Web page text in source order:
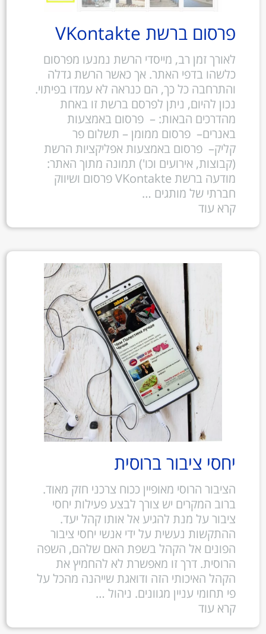
פרסום ברשת VKontakte
לאורך זמן רב, מייסדי הרשת נמנעו מפרסום
כלשהו בדפי האתר. אך כאשר הרשת גדלה
והתרחבה כל כך, הם כנראה לא עמדו בפיתוי.
נכון להיום, ניתן לפרסם ברשת זו באחת
מהדרכים הבאות: – פרסום באמצעות
באנרים– פרסום ממומן – תשלום פר
קליק– פרסום באמצעות אפליקציות הרשת
(קבוצות, אירועים וכו') תמונה מתוך האתר:
מודעה ברשת VKontakte פרסום ושיווק
חברתי של מותגים …
קרא עוד
יחסי ציבור ברוסית
הציבור הרוסי מאופיין ככוח צרכני חזק מאוד.
ברוב המקרים יש צורך לבצע פעילות יחסי
ציבור על מנת להגיע אל אותו קהל יעד.
ההתקשות נעשית על ידי אנשי יחסי ציבור
הפונים אל הקהל בשפת האם שלהם, השפה
הרוסית. דרך זו מאפשרת לא להחמיץ את
הקהל האיכותי הזה ודואגת שייהנה מהכל על
פי תחומי עניין מגוונים. ניהול …
קרא עוד